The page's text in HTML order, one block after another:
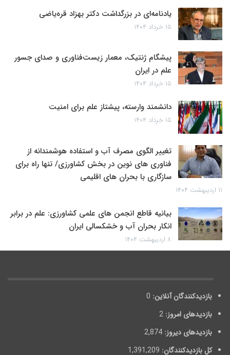
یادنامه‌ای در بزرگداشت دکتر بهزاد قره‌یاضی
۱۵ خرداد ۱۴۰۴
پیشگام ژنتیک، معمار زیست‌فناوری و صدای جسور
علم در ایران
۱۵ خرداد ۱۴۰۴
دانشمند وارسته، پیشتاز علم برای امنیت
۱۵ خرداد ۱۴۰۴
تغییر الگوی مصرف آب و استفاده هوشمندانه از
فناوری های نوین در بخش کشاورزی/ تنها راه برای
سازگاری با بحران های اقلیمی
۱۱ اردیبهشت ۱۴۰۴
بیانیه قاطع انجمن های علمی کشاورزی: علم در برابر
انکار بحران آب و خشکسالی ایران
۸ اردیبهشت ۱۴۰۴
بازدیدکنندگان آنلاین: 0
بازدیدهای امروز: 2
بازدیدهای دیروز: 2,874
کل بازدیدکنند‌گان: 1,391,209